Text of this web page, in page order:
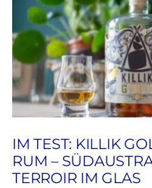
IM TEST: KILLIK
RUM –
TERROIR IM GLAS